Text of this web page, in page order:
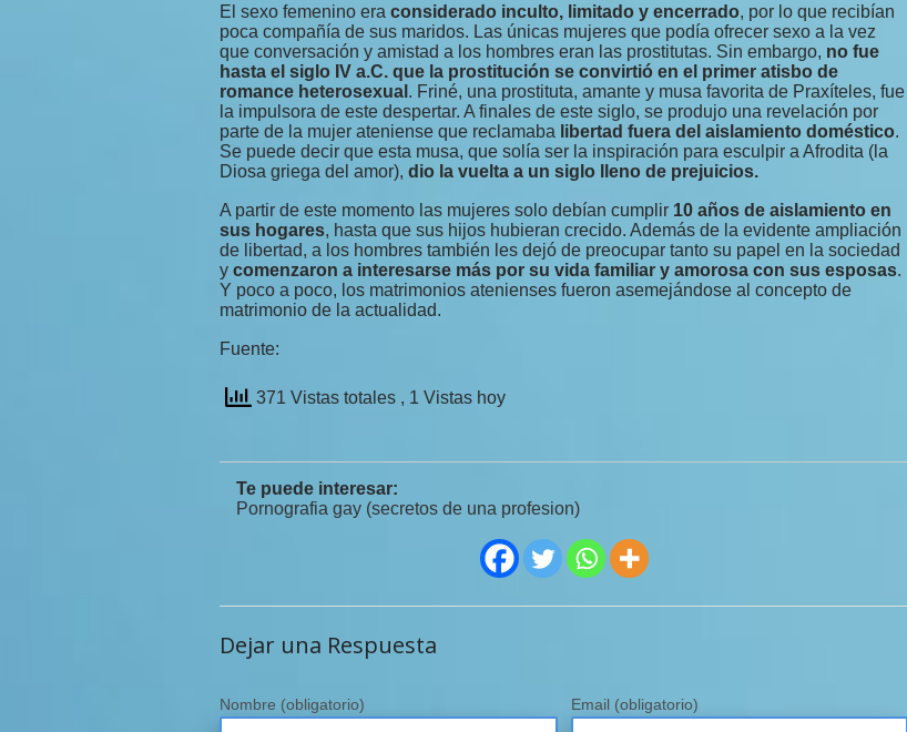
El sexo femenino era considerado inculto, limitado y encerrado, por lo que recibían
poca compañía de sus maridos. Las únicas mujeres que podía ofrecer sexo a la vez
que conversación y amistad a los hombres eran las prostitutas. Sin embargo, no fue
hasta el siglo IV a.C. que la prostitución se convirtió en el primer atisbo de
romance heterosexual . Friné, una prostituta, amante y musa favorita de Praxíteles, fue
la impulsora de este despertar. A finales de este siglo, se produjo una revelación por
parte de la mujer ateniense que reclamaba libertad fuera del aislamiento doméstico.
Se puede decir que esta musa, que solía ser la inspiración para esculpir a Afrodita (la
Diosa griega del amor), dio la vuelta a un siglo lleno de prejuicios.
A partir de este momento las mujeres solo debían cumplir 10 años de aislamiento en
sus hogares, hasta que sus hijos hubieran crecido. Además de la evidente ampliación
de libertad, a los hombres también les dejó de preocupar tanto su papel en la sociedad
y comenzaron a interesarse más por su vida familiar y amorosa con sus esposas.
Y poco a poco, los matrimonios atenienses fueron asemejándose al concepto de
matrimonio de la actualidad.
Fuente:
371 Vistas totales , 1 Vistas hoy
Te puede interesar:
Pornografia gay (secretos de una profesion)
Dejar una Respuesta
Nombre (obligatorio) Email (obligatorio)